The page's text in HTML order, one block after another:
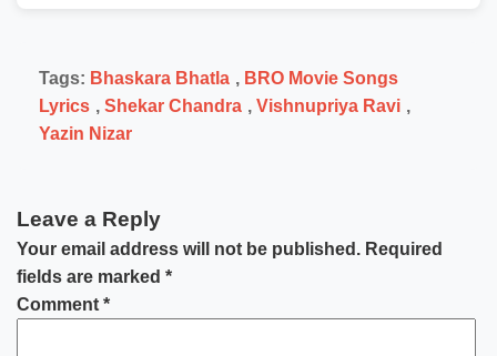
Tags: Bhaskara Bhatla , BRO Movie Songs
Lyrics , Shekar Chandra , Vishnupriya Ravi ,
Yazin Nizar
Leave a Reply
Your email address will not be published. Required
fields are marked *
Comment *